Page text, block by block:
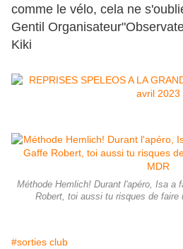
comme le vélo, cela ne
Gentil
Kiki
Méthode Hemlich! Durant l'apéro, Isa a
Robert, toi aussi tu risques de faire
#sorties club